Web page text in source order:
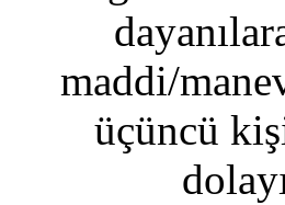
maddi/
üçüncü